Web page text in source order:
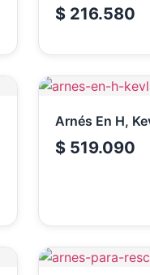
$216.580
Arnés En H,
$519.090